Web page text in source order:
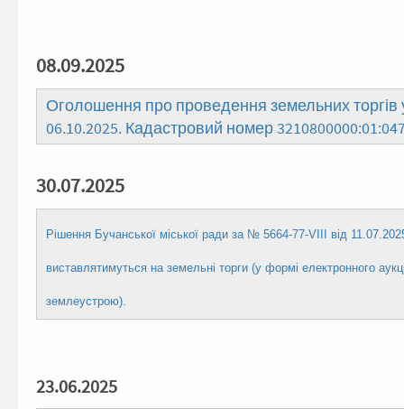
08.09.2025
Оголошення про проведення земельних
06.10.2025. Кадастровий номер
30.07.2025
Рішення Бучанської міської ради за № 5664-77-VIII від
виставлятимуться на земельні торги (у формі електронного
землеустрою).
23.06.2025